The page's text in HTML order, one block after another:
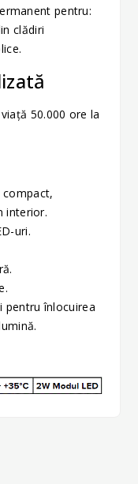
pentru:
clădiri
50.000 ore la
interior.
uri.
pentru înlocuirea